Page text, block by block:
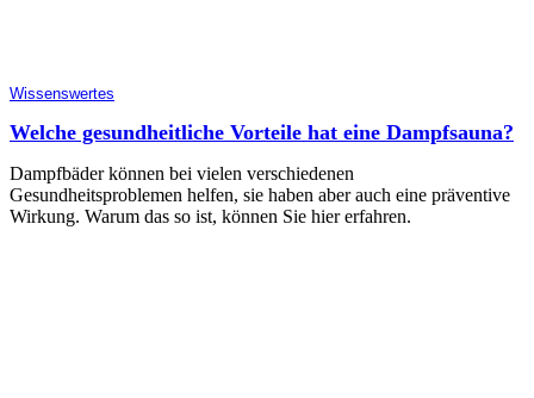
Wissenswertes
Welche gesundheitliche Vorteile hat eine Dampfsauna?
Dampfbäder können bei vielen verschiedenen
Gesundheitsproblemen helfen, sie haben aber auch eine präventive
Wirkung. Warum das so ist, können Sie hier erfahren.